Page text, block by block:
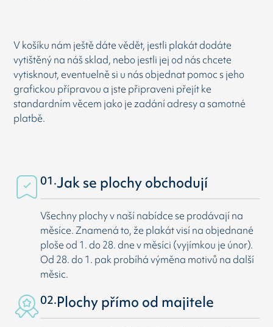
V košíku nám ještě dáte vědět, jestli plakát dodáte
vytištěný na náš sklad, nebo jestli jej od nás chcete
vytisknout, eventuelně si u nás objednat pomoc s jeho
grafickou přípravou a jste připraveni přejít ke
standardním věcem jako je zadání adresy a samotné
platbě.
01.Jak se plochy obchodují
Všechny plochy v naší nabídce se prodávají na
měsíce. Znamená to, že plakát visí na objednané
ploše od 1. do 28. dne v měsíci (vyjímkou je únor).
Od 28. do 1. pak probíhá výměna motivů na další
měsic.
02.Plochy přímo od majitele